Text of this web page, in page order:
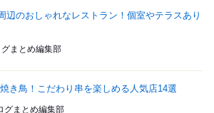
辺のおしゃれなレストラン！個室やテラスあり
まとめ編集部
き鳥！こだわり串を楽しめる人気店14選
グまとめ編集部